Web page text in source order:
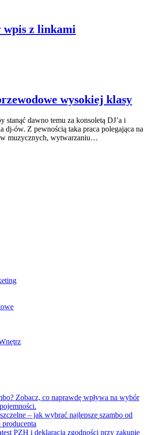
wpis z linkami
wysokiej klasy
stanąć dawno temu za konsoletą DJ’a i
dj-ów. Z pewnością taka praca polegająca na
muzycznych, wytwarzaniu…
Zobacz, co naprawdę wpływa na wybór
– jak wybrać najlepsze szambo od
PZH i deklaracją zgodności przy zakupie